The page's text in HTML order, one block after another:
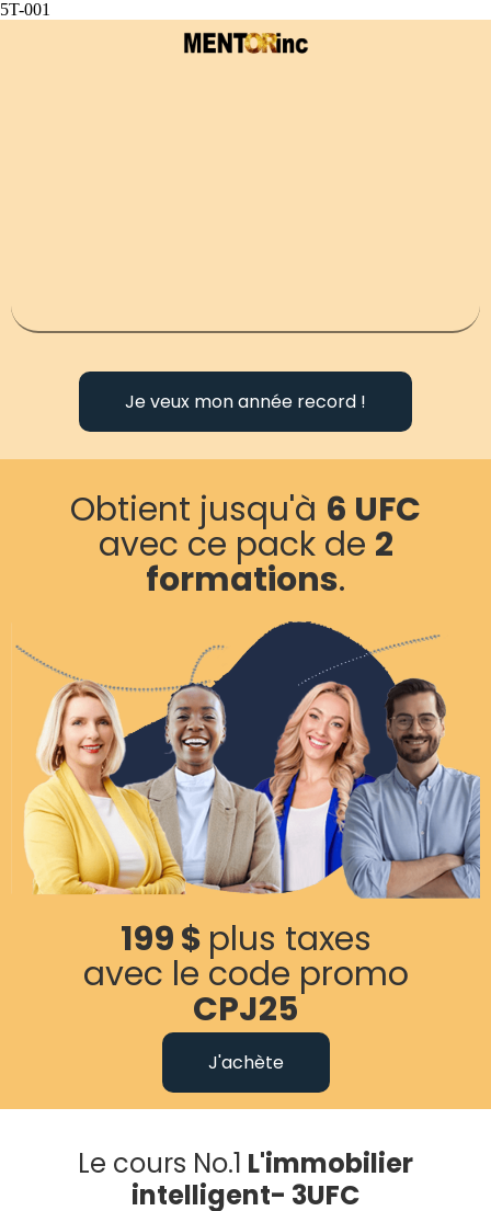
5T-001
Je veux mon année record !
Obtient jusqu'à 6 UFC
avec ce pack de 2
formations.
199 $ plus taxes
avec le code promo
CPJ25
J'achète
Le cours No.1 L'immobilier
intelligent- 3UFC